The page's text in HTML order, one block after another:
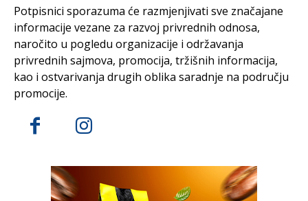
Potpisnici sporazuma će razmjenjivati sve značajane
informacije vezane za razvoj privrednih odnosa,
naročito u pogledu organizacije i održavanja
privrednih sajmova, promocija, tržišnih informacija,
kao i ostvarivanja drugih oblika saradnje na području
promocije.